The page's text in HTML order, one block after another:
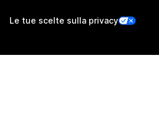
Le tue scelte sulla privacy